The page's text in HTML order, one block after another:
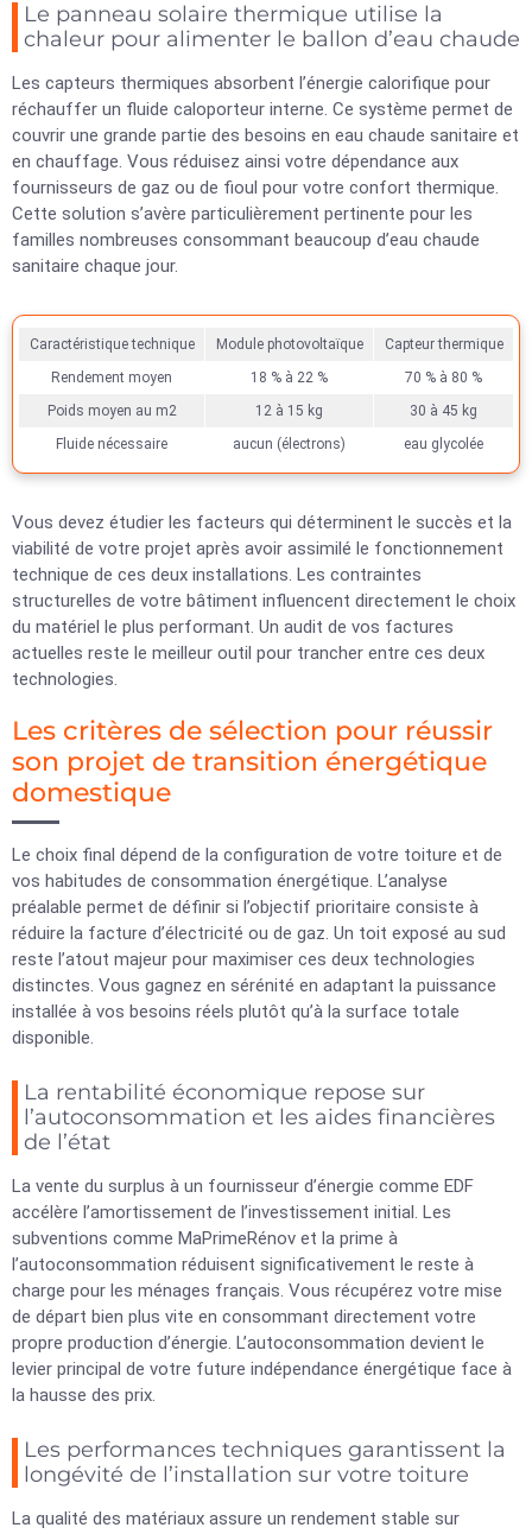
Le panneau solaire thermique utilise la
chaleur pour alimenter le ballon d’eau chaude
Les capteurs thermiques absorbent l’énergie calorifique pour
réchauffer un fluide caloporteur interne. Ce système permet de
couvrir une grande partie des besoins en eau chaude sanitaire et
en chauffage. Vous réduisez ainsi votre dépendance aux
fournisseurs de gaz ou de fioul pour votre confort thermique.
Cette solution s’avère particulièrement pertinente pour les
familles nombreuses consommant beaucoup d’eau chaude
sanitaire chaque jour.
Caractéristique technique Module photovoltaïque
Capteur thermique
Rendement moyen
18 % à 22 %
70 % à 80 %
Poids moyen au m2
12 à 15 kg
30 à 45 kg
Fluide nécessaire
aucun (électrons) eau glycolée
Vous devez étudier les facteurs qui déterminent le succès et la
viabilité de votre projet après avoir assimilé le fonctionnement
technique de ces deux installations. Les contraintes
structurelles de votre bâtiment influencent directement le choix
du matériel le plus performant. Un audit de vos factures
actuelles reste le meilleur outil pour trancher entre ces deux
technologies.
Les critères de sélection pour réussir
son projet de transition énergétique
domestique
Le choix final dépend de la configuration de votre toiture et de
vos habitudes de consommation énergétique. L’analyse
préalable permet de définir si l’objectif prioritaire consiste à
réduire la facture d’électricité ou de gaz. Un toit exposé au sud
reste l’atout majeur pour maximiser ces deux technologies
distinctes. Vous gagnez en sérénité en adaptant la puissance
installée à vos besoins réels plutôt qu’à la surface totale
disponible.
La rentabilité économique repose sur
l’autoconsommation et les aides financières
de l’état
La vente du surplus à un fournisseur d’énergie comme EDF
accélère l’amortissement de l’investissement initial. Les
subventions comme MaPrimeRénov et la prime à
l’autoconsommation réduisent significativement le reste à
charge pour les ménages français. Vous récupérez votre mise
de départ bien plus vite en consommant directement votre
propre production d’énergie. L’autoconsommation devient le
levier principal de votre future indépendance énergétique face à
la hausse des prix.
Les performances techniques garantissent la
longévité de l’installation sur votre toiture
La qualité des matériaux assure un rendement stable sur